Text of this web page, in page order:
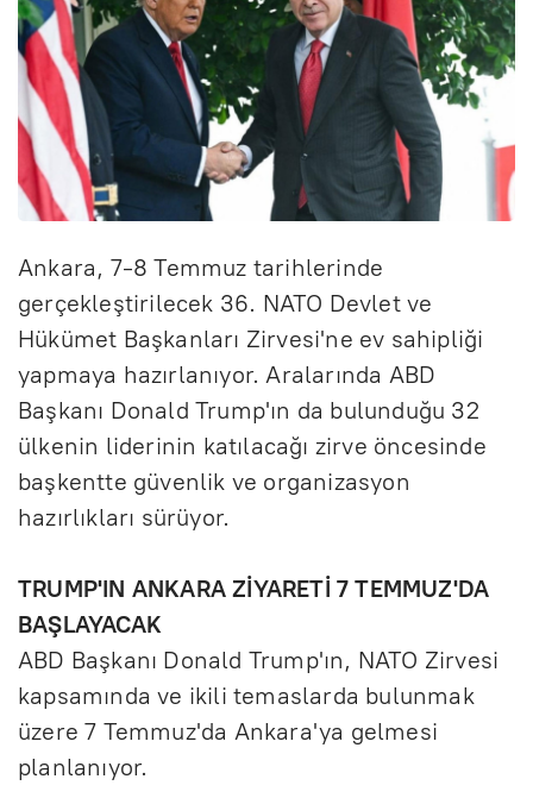
Ankara, 7-8 Temmuz tarihlerinde
gerçekleştirilecek 36. NATO Devlet ve
Hükümet Başkanları Zirvesi'ne ev sahipliği
yapmaya hazırlanıyor. Aralarında ABD
Başkanı Donald Trump'ın da bulunduğu 32
ülkenin liderinin katılacağı zirve öncesinde
başkentte güvenlik ve organizasyon
hazırlıkları sürüyor.
TRUMP'IN ANKARA ZİYARETİ 7 TEMMUZ'DA
BAŞLAYACAK
ABD Başkanı Donald Trump'ın, NATO Zirvesi
kapsamında ve ikili temaslarda bulunmak
üzere 7 Temmuz'da Ankara'ya gelmesi
planlanıyor.